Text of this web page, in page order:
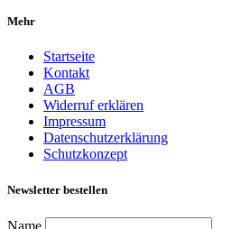
Mehr
Startseite
Kontakt
AGB
Widerruf erklären
Impressum
Datenschutzerklärung
Schutzkonzept
Newsletter bestellen
Name